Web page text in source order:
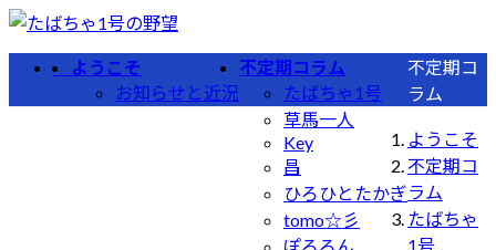
コ
ン
ン
ナ
ビ
ー
ようこそ
お知らせと近況
不定期コラム
たばちゃ1号
草馬一人
Key
昌
ひろひとたかぎ
tomo☆彡
不定期コ
ラム
ようこそ
不定期コ
ラム
たばちゃ
1号